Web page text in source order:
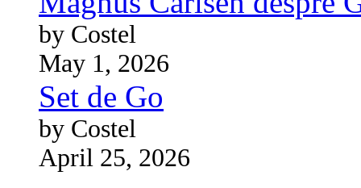
by Costel
May 1, 2026
Set de Go
by Costel
April 25, 2026